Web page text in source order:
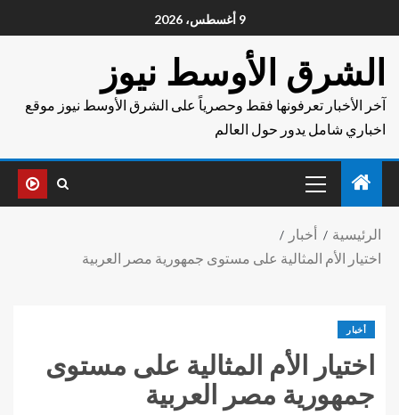
9 أغسطس، 2026
الشرق الأوسط نيوز
آخر الأخبار تعرفونها فقط وحصرياً على الشرق الأوسط نيوز موقع
اخباري شامل يدور حول العالم
الرئيسية
أخبار
اختيار الأم المثالية على مستوى جمهورية مصر العربية
أخبار
اختيار الأم المثالية على مستوى
جمهورية مصر العربية